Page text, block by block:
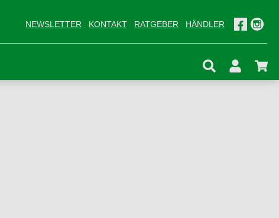
NEWSLETTER KONTAKT RATGEBER HÄNDLER